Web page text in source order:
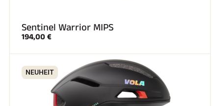
Sentinel Warrior MIPS
194,00 €
NEUHEIT